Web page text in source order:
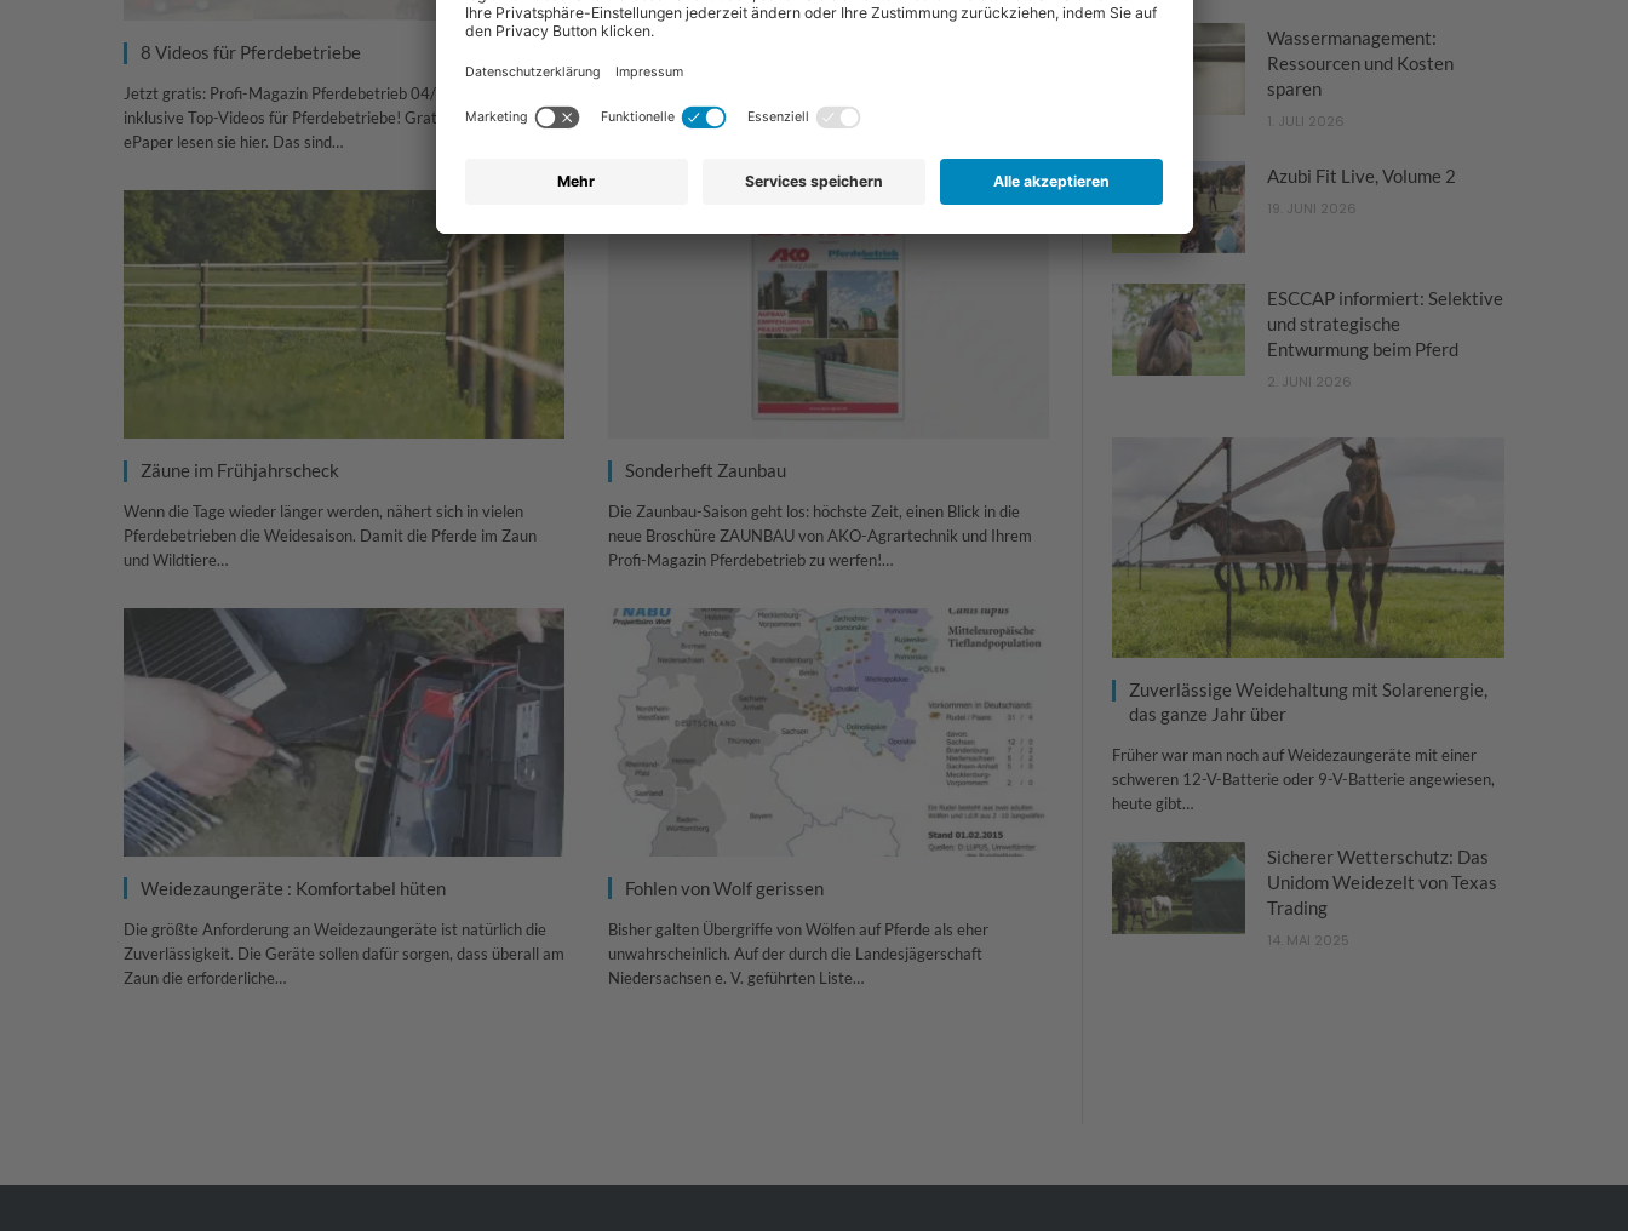
8 Videos für Pferdebetriebe
Jetzt gratis: Profi-Magazin Pferdebetrieb 04/2020 als ePaper
inklusive Top-Videos für Pferdebetriebe! Gratis: Pferdebetrieb
ePaper lesen sie hier. Das sind…
Knoten verbindet, büßt schnell an Hütesicherheit ein. Der
Zäune im Frühjahrscheck
Wenn die Tage wieder länger werden, nähert sich in vielen
Pferdebetrieben die Weidesaison. Damit die Pferde im Zaun
und Wildtiere…
Sonderheft Zaunbau
Die Zaunbau-Saison geht los: höchste Zeit, einen Blick in die
neue Broschüre ZAUNBAU von AKO-Agrartechnik und Ihrem
Profi-Magazin Pferdebetrieb zu werfen!…
Weidezaungeräte : Komfortabel hüten
Die größte Anforderung an Weidezaungeräte ist natürlich die
Zuverlässigkeit. Die Geräte sollen dafür sorgen, dass überall am
Zaun die erforderliche…
Fohlen von Wolf gerissen
Bisher galten Übergriffe von Wölfen auf Pferde als eher
unwahrscheinlich. Auf der durch die Landesjägerschaft
Niedersachsen e. V. geführten Liste…
Wassermanagement:
Ressourcen und Kosten
sparen
1. JULI 2026
Azubi Fit Live, Volume 2
19. JUNI 2026
ESCCAP informiert: Selektive
und strategische
Entwurmung beim Pferd
2. JUNI 2026
Zuverlässige Weidehaltung mit Solarenergie,
das ganze Jahr über
Früher war man noch auf Weidezaungeräte mit einer
schweren 12-V-Batterie oder 9-V-Batterie angewiesen,
heute gibt…
Sicherer Wetterschutz: Das
Unidom Weidezelt von Texas
Trading
14. MAI 2025